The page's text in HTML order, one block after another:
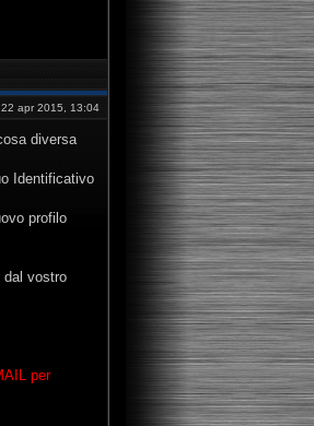
22 apr 2015, 13:04
diversa
Identificativo
profilo
dal vostro
per